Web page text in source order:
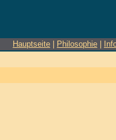
Hauptseite Philosophie